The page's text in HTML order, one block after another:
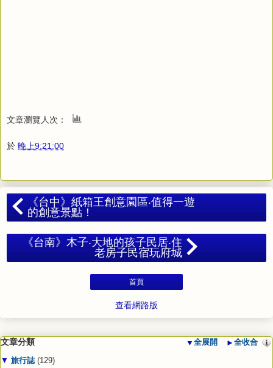
文章瀏覽人次：
於 晚上9:21:00
《台中》紙箱王創意園區‧值得一遊
的創意景點！
《台南》木子‧大地的孩子民居‧住
老房子民宿玩府城
首頁
查看網路版
▼ 全展開 ► 全收合
文章分類
▼ 旅行誌 (129)